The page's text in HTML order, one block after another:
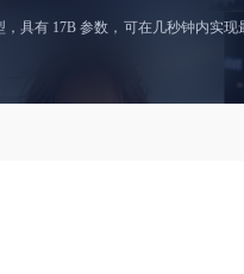
具有 17B 参数，可在几秒钟内实